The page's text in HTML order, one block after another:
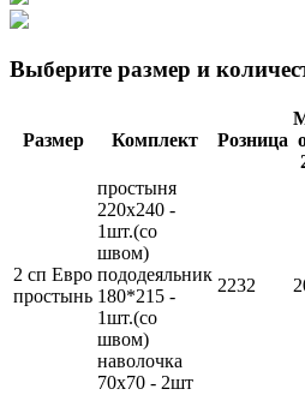
Выберите размер и
Размер Комплект Розница
2 сп Евро
простынь
простыня
220х240 -
1шт.(со
швом)
пододеяльник
180*215 -
1шт.(со
швом)
наволочка
70х70 - 2шт
2232